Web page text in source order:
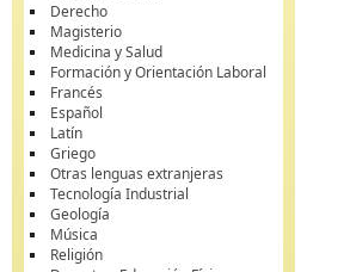
Derecho
Magisterio
Medicina y Salud
Formación y Orientación Laboral
Francés
Español
Latín
Griego
Otras lenguas extranjeras
Tecnología Industrial
Geología
Música
Religión